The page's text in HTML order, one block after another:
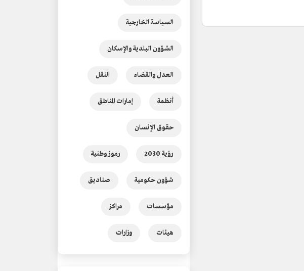
السياسة الخارجية
الشؤون البلدية والإسكان
العدل والقضاء النقل
أنظمة إمارات المناطق
حقوق الإنسان
رؤية 2030 رموز وطنية
شؤون حكومية صناديق
مؤسسات مراكز
هيئات وزارات